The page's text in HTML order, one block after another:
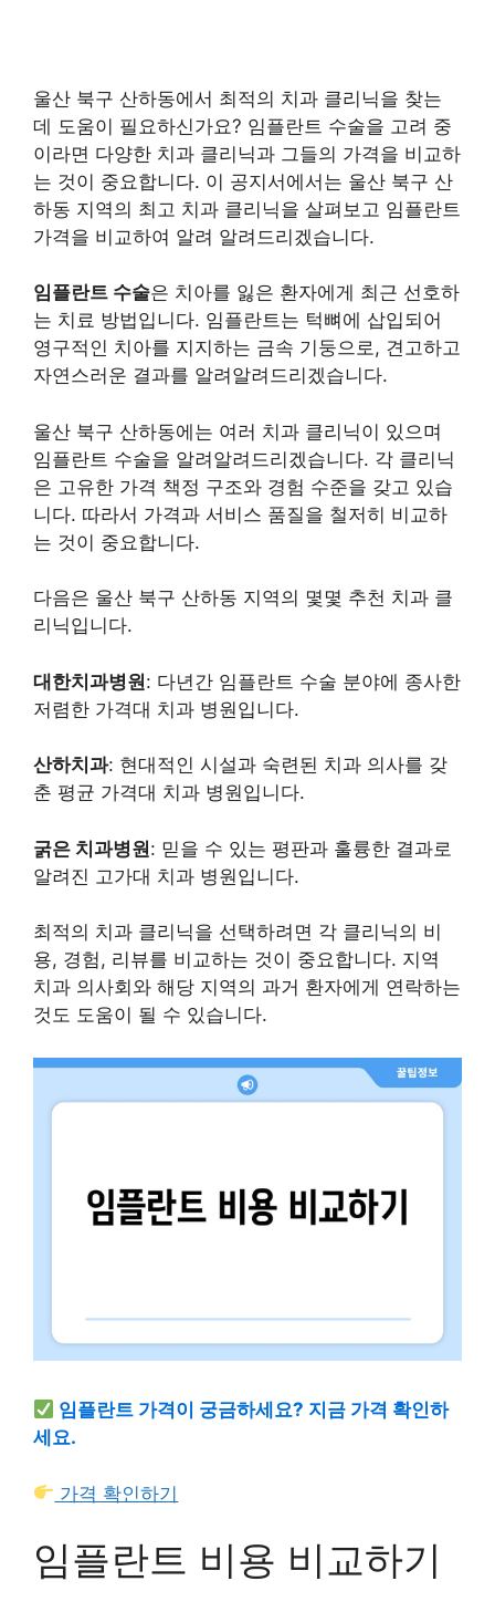
울산 북구 산하동에서 최적의 치과 클리닉을 찾는
데 도움이 필요하신가요? 임플란트 수술을 고려 중
이라면 다양한 치과 클리닉과 그들의 가격을 비교하
는 것이 중요합니다. 이 공지서에서는 울산 북구 산
하동 지역의 최고 치과 클리닉을 살펴보고 임플란트
가격을 비교하여 알려 알려드리겠습니다.
임플란트 수술은 치아를 잃은 환자에게 최근 선호하
는 치료 방법입니다. 임플란트는 턱뼈에 삽입되어
영구적인 치아를 지지하는 금속 기둥으로, 견고하고
자연스러운 결과를 알려알려드리겠습니다.
울산 북구 산하동에는 여러 치과 클리닉이 있으며
임플란트 수술을 알려알려드리겠습니다. 각 클리닉
은 고유한 가격 책정 구조와 경험 수준을 갖고 있습
니다. 따라서 가격과 서비스 품질을 철저히 비교하
는 것이 중요합니다.
다음은 울산 북구 산하동 지역의 몇몇 추천 치과 클
리닉입니다.
대한치과병원: 다년간 임플란트 수술 분야에 종사한
저렴한 가격대 치과 병원입니다.
산하치과: 현대적인 시설과 숙련된 치과 의사를 갖
춘 평균 가격대 치과 병원입니다.
굵은 치과병원: 믿을 수 있는 평판과 훌륭한 결과로
알려진 고가대 치과 병원입니다.
최적의 치과 클리닉을 선택하려면 각 클리닉의 비
용, 경험, 리뷰를 비교하는 것이 중요합니다. 지역
치과 의사회와 해당 지역의 과거 환자에게 연락하는
것도 도움이 될 수 있습니다.
임플란트 가격이 궁금하세요? 지금 가격 확인하
세요.
가격 확인하기
임플란트 비용 비교하기